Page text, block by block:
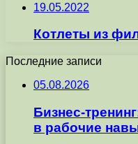
19.05.2022
Котлеты из
Последние записи
05.08.2026
Бизнес-
в рабочие